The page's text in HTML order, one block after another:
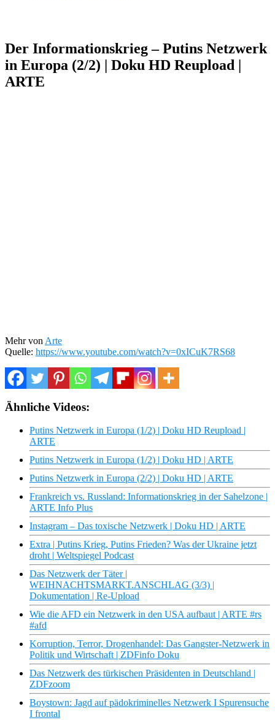
Der Informationskrieg – Putins Netzwerk
in Europa (2/2) | Doku HD Reupload |
ARTE
Mehr von Arte
Quelle: https://www.youtube.com/watch?v=0xICuK7RS68
Ähnliche Videos:
Putins Netzwerk in Europa (1/2) | Doku HD Reupload |
ARTE
Putins Netzwerk in Europa (1/2) | Doku HD | ARTE
Putins Netzwerk in Europa (2/2) | Doku HD | ARTE
Frankreich vs. Russland: Informationskrieg in der Sahelzone |
ARTE Info Plus
Instagram – Das toxische Netzwerk | Doku HD | ARTE
Extra | Putins Krieg, Putins Frieden? Was der Ukraine jetzt
droht | Weltspiegel Podcast
Das Netzwerk der Täter |
WEIHNACHTSMARKT.ANSCHLAG (3/3) |
Dokumentation | Re-Upload
Wie die AFD ein Netzwerk in den USA aufbaut | ARTE #rs
#afd
Korruption, Terror, Drogenhandel: Das Gangster-Netzwerk in
Politik und Wirtschaft | ZDFinfo Doku
Das Netzwerk des türkischen Präsidenten in Deutschland |
ZDFzoom
Boystown: Jagd auf pädokriminelles Netzwerk I Spurensuche
I frontal